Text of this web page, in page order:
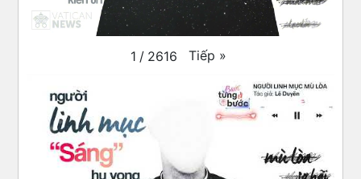
1 / 2616 Tiếp »